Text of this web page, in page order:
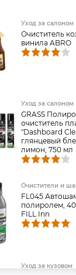
Уход за салоном
Очиститель
винила ABRO
Уход за салоном
GRASS
очиститель
"Dashboard
глянцевый
лимон, 750 мл
Очистители и
FL045
полиролем,
FILL Inn
Уход за кузовом